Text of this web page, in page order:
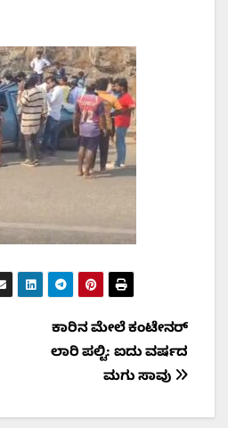
ಕಾರಿನ ಮೇಲೆ ಕಂಟೇನರ್
ಲಾರಿ ಪಲ್ಟಿ: ಐದು ವರ್ಷದ
ಮಗು ಸಾವು